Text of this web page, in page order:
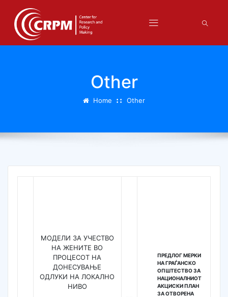
Other
Home Other
МОДЕЛИ ЗА УЧЕСТВО
НА ЖЕНИТЕ ВО
ПРОЦЕСОТ НА
ДОНЕСУВАЊЕ
ОДЛУКИ НА ЛОКАЛНО
НИВО
ПРЕДЛОГ МЕРКИ
НА ГРАЃАНСКО
ОПШТЕСТВО ЗА
НАЦИОНАЛНИОТ
АКЦИСКИ ПЛАН
ЗА ОТВОРЕНА